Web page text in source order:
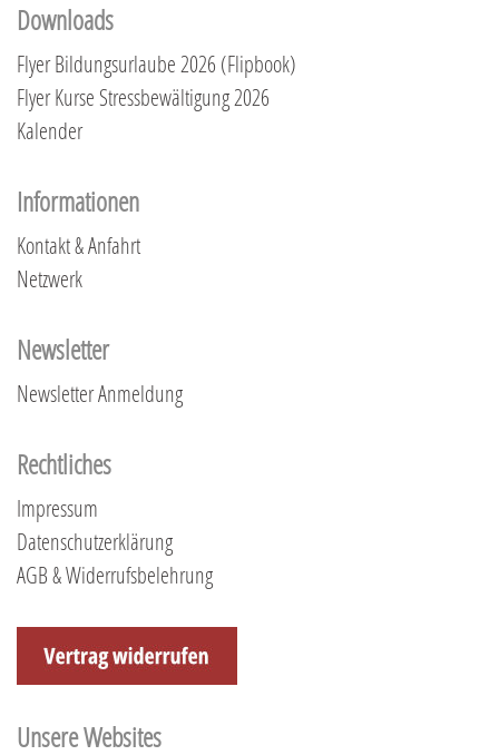
Downloads
Flyer Bildungsurlaube 2026 (Flipbook)
Flyer Kurse Stressbewältigung 2026
Kalender
Informationen
Kontakt & Anfahrt
Netzwerk
Newsletter
Newsletter Anmeldung
Rechtliches
Impressum
Datenschutzerklärung
AGB & Widerrufsbelehrung
Unsere Websites